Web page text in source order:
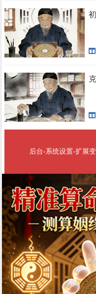
后台-系统设置-扩展